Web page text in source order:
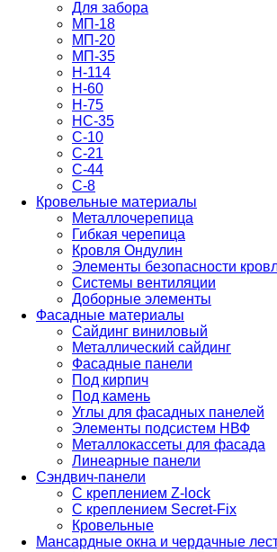
Для забора
МП-18
МП-20
МП-35
Н-114
Н-60
Н-75
НС-35
С-10
С-21
С-44
С-8
Кровельные материалы
Металлочерепица
Гибкая черепица
Кровля Ондулин
Элементы безопасности
Системы вентиляции
Доборные элементы
Фасадные материалы
Сайдинг виниловый
Металлический сайдинг
Фасадные панели
Под кирпич
Под камень
Углы для фасадных панелей
Элементы подсистем НВФ
Металлокассеты для фасада
Линеарные панели
Сэндвич-панели
С креплением Z-lock
С креплением Secret-Fix
Кровельные
Мансардные окна и чердачные